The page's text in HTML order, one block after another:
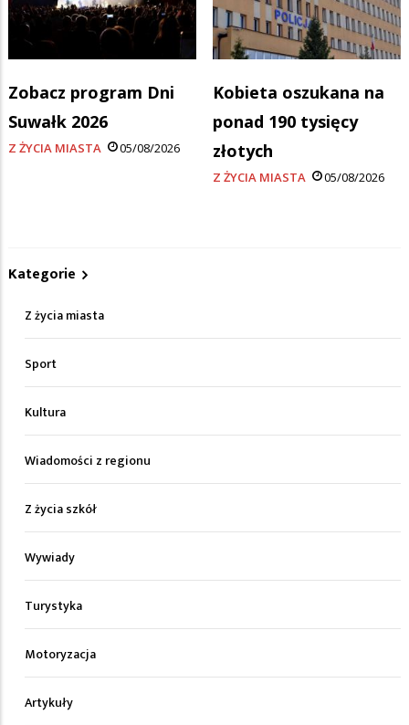
Zobacz program Dni
Suwałk 2026
Z ŻYCIA MIASTA 05/08/2026
Kobieta oszukana na
ponad 190 tysięcy
złotych
Z ŻYCIA MIASTA 05/08/2026
Kategorie
Z życia miasta
Sport
Kultura
Wiadomości z regionu
Z życia szkół
Wywiady
Turystyka
Motoryzacja
Artykuły